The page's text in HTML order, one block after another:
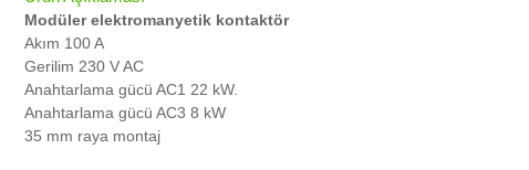
Modüler elektromanyetik kontaktör
Akım 100 A
Gerilim 230 V AC
Anahtarlama gücü AC1 22 kW.
Anahtarlama gücü AC3 8 kW
35 mm raya montaj